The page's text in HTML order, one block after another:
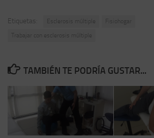
Etiquetas: Esclerosis múltiple
Fisiohogar
Trabajar con esclerosis múltiple
TAMBIÉN TE PODRÍA GUSTAR...